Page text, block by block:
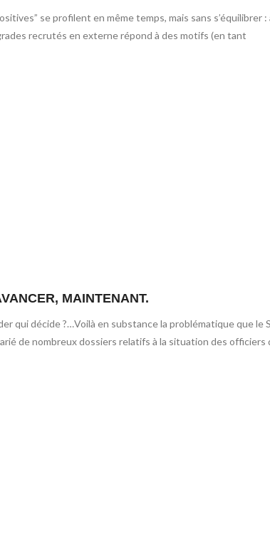
se profilent en même temps, mais sans s’équilibrer
recrutés en externe répond à des motifs (en tant
MAINTENANT.
qui décide ?…Voilà en substance la problématique que le
de nombreux dossiers relatifs à la situation des officiers